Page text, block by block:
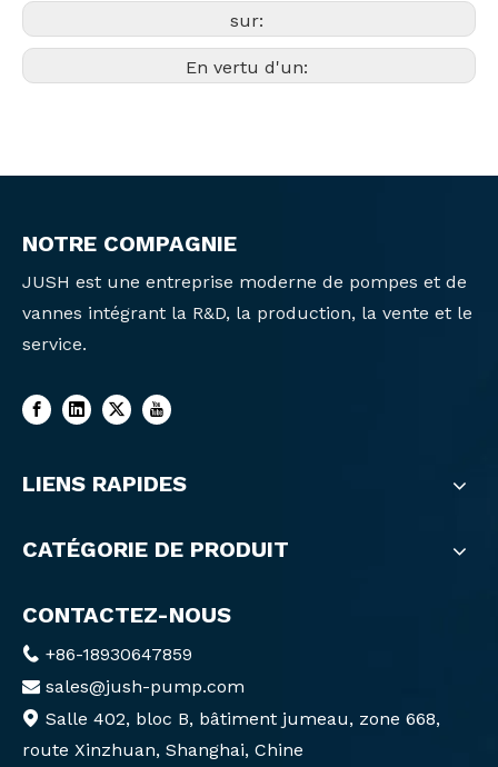
sur:
En vertu d'un:
NOTRE COMPAGNIE
JUSH est une entreprise moderne de pompes et de
vannes intégrant la R&D, la production, la vente et le
service.
LIENS RAPIDES
CATÉGORIE DE PRODUIT
CONTACTEZ-NOUS
 +86-18930647859
 sales@jush-pump.com
 Salle 402, bloc B, bâtiment jumeau, zone 668,
route Xinzhuan, Shanghai, Chine